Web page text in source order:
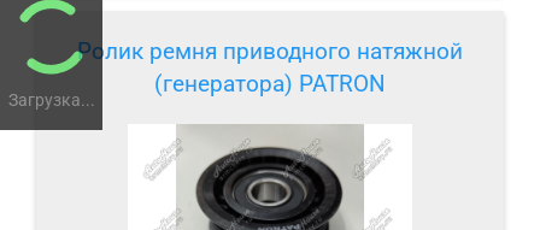
Загрузка...
Ролик ремня приводного натяжной
(генератора) PATRON